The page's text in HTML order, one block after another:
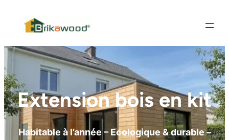
Extension bois en kit
Habitable à l’année – Ecologique & durable –